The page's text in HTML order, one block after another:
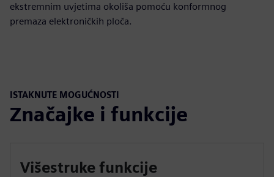
ekstremnim uvjetima okoliša pomoću konformnog
premaza elektroničkih ploča.
ISTAKNUTE MOGUĆNOSTI
Značajke i funkcije
Višestruke funkcije